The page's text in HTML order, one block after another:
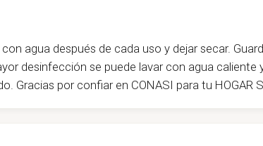
agua después de cada uso y dejar secar.
desinfección se puede lavar con agua caliente
Gracias por confiar en CONASI para tu HOGAR